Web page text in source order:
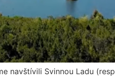
navštívili Svinnou Ladu